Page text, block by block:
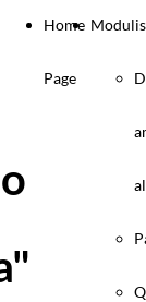
Home
Page